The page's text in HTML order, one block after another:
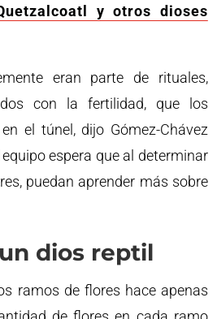
y otros dioses
eran parte de rituales,
con la fertilidad, que los
el túnel, dijo Gómez-Chávez
espera que al determinar
puedan aprender más sobre
dios reptil
ramos de flores hace apenas